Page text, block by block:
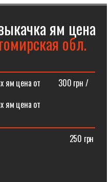
ям цена
обл.
ям цена от⠀⠀⠀300 грн /
ям цена от
грн